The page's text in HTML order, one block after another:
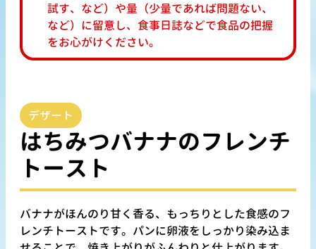
試す、など）や量（少量であれば問題ない、
など）に留意し、食事日誌などで食品の把握
をお心がけください。
デザート
はちみつバナナのフレンチ
トースト
バナナがほんのり甘く香る、もっちりとした食感のフ
レンチトーストです。パンに卵液をしっかり染み込ま